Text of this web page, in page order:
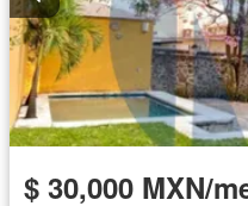
$ 30,000 MXN/